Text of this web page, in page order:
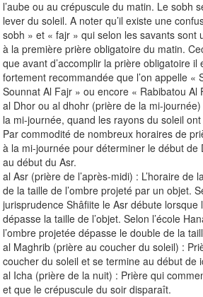
l’aube ou au crépuscule du matin. Le sobh
lever du soleil. A noter qu’il existe une
sobh » et « fajr » qui selon les savants sont
à la première prière obligatoire du matin.
que avant d’accomplir la prière obligatoire il
fortement recommandée que l’on appelle «
Sounnat Al Fajr » ou encore « Rabibatou Al
al Dhor ou al dhohr (prière de la mi-
la mi-journée, quand les rayons du soleil
Par commodité de nombreux horaires de
à la mi-journée pour déterminer le début de
au début du Asr.
al Asr (prière de l’après-midi) : L’horaire de
de la taille de l’ombre projeté par un objet.
jurisprudence Shâfiite le Asr débute lorsque
dépasse la taille de l’objet. Selon l’école
l’ombre projetée dépasse le double de la
al Maghrib (prière au coucher du soleil) :
coucher du soleil et se termine au début de
al Icha (prière de la nuit) : Prière qui
et que le crépuscule du soir disparaît.